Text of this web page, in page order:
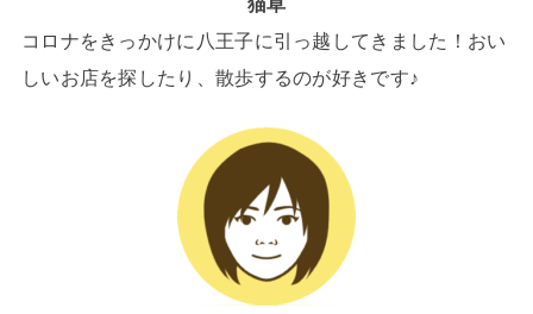
コロナをきっかけに八王子に引っ越してきました！おい
しいお店を探したり、散歩するのが好きです♪